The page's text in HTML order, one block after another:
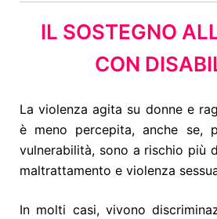
IL SOSTEGNO
CON
La violenza agita su donne e
è meno percepita, anche se,
vulnerabilità, sono a rischio più
maltrattamento e violenza
In molti casi, vivono